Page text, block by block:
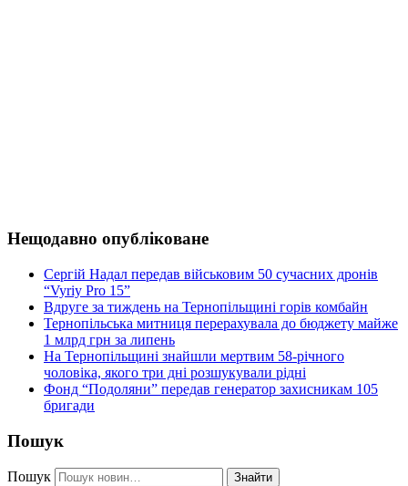
Нещодавно опубліковане
Сергій Надал передав військовим 50 сучасних дронів
“Vyriy Pro 15”
Вдруге за тиждень на Тернопільщині горів комбайн
Тернопільська митниця перерахувала до бюджету майже
1 млрд грн за липень
На Тернопільщині знайшли мертвим 58-річного
чоловіка, якого три дні розшукували рідні
Фонд “Подоляни” передав генератор захисникам 105
бригади
Пошук
Пошук Знайти